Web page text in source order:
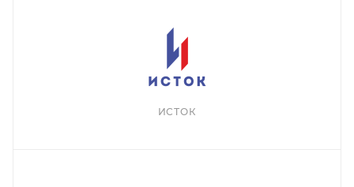
ИСТОК